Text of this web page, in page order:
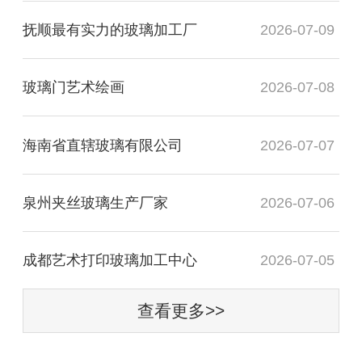
抚顺最有实力的玻璃加工厂 2026-07-09
玻璃门艺术绘画 2026-07-08
海南省直辖玻璃有限公司 2026-07-07
泉州夹丝玻璃生产厂家 2026-07-06
成都艺术打印玻璃加工中心 2026-07-05
查看更多>>